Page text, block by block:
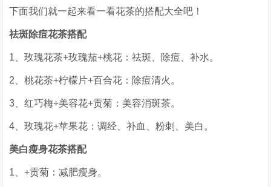
下面我们就一起来看一看花茶的搭配大全吧！
祛斑除痘花茶搭配
1、玫瑰花茶+玫瑰茄+桃花：祛斑、除痘、补水。
2、桃花茶+柠檬片+百合花：除痘清火。
3、红巧梅+美容花+贡菊：美容消斑茶。
4、玫瑰花+苹果花：调经、补血、粉刺、美白。
美白瘦身花茶搭配
1、+贡菊：减肥瘦身。